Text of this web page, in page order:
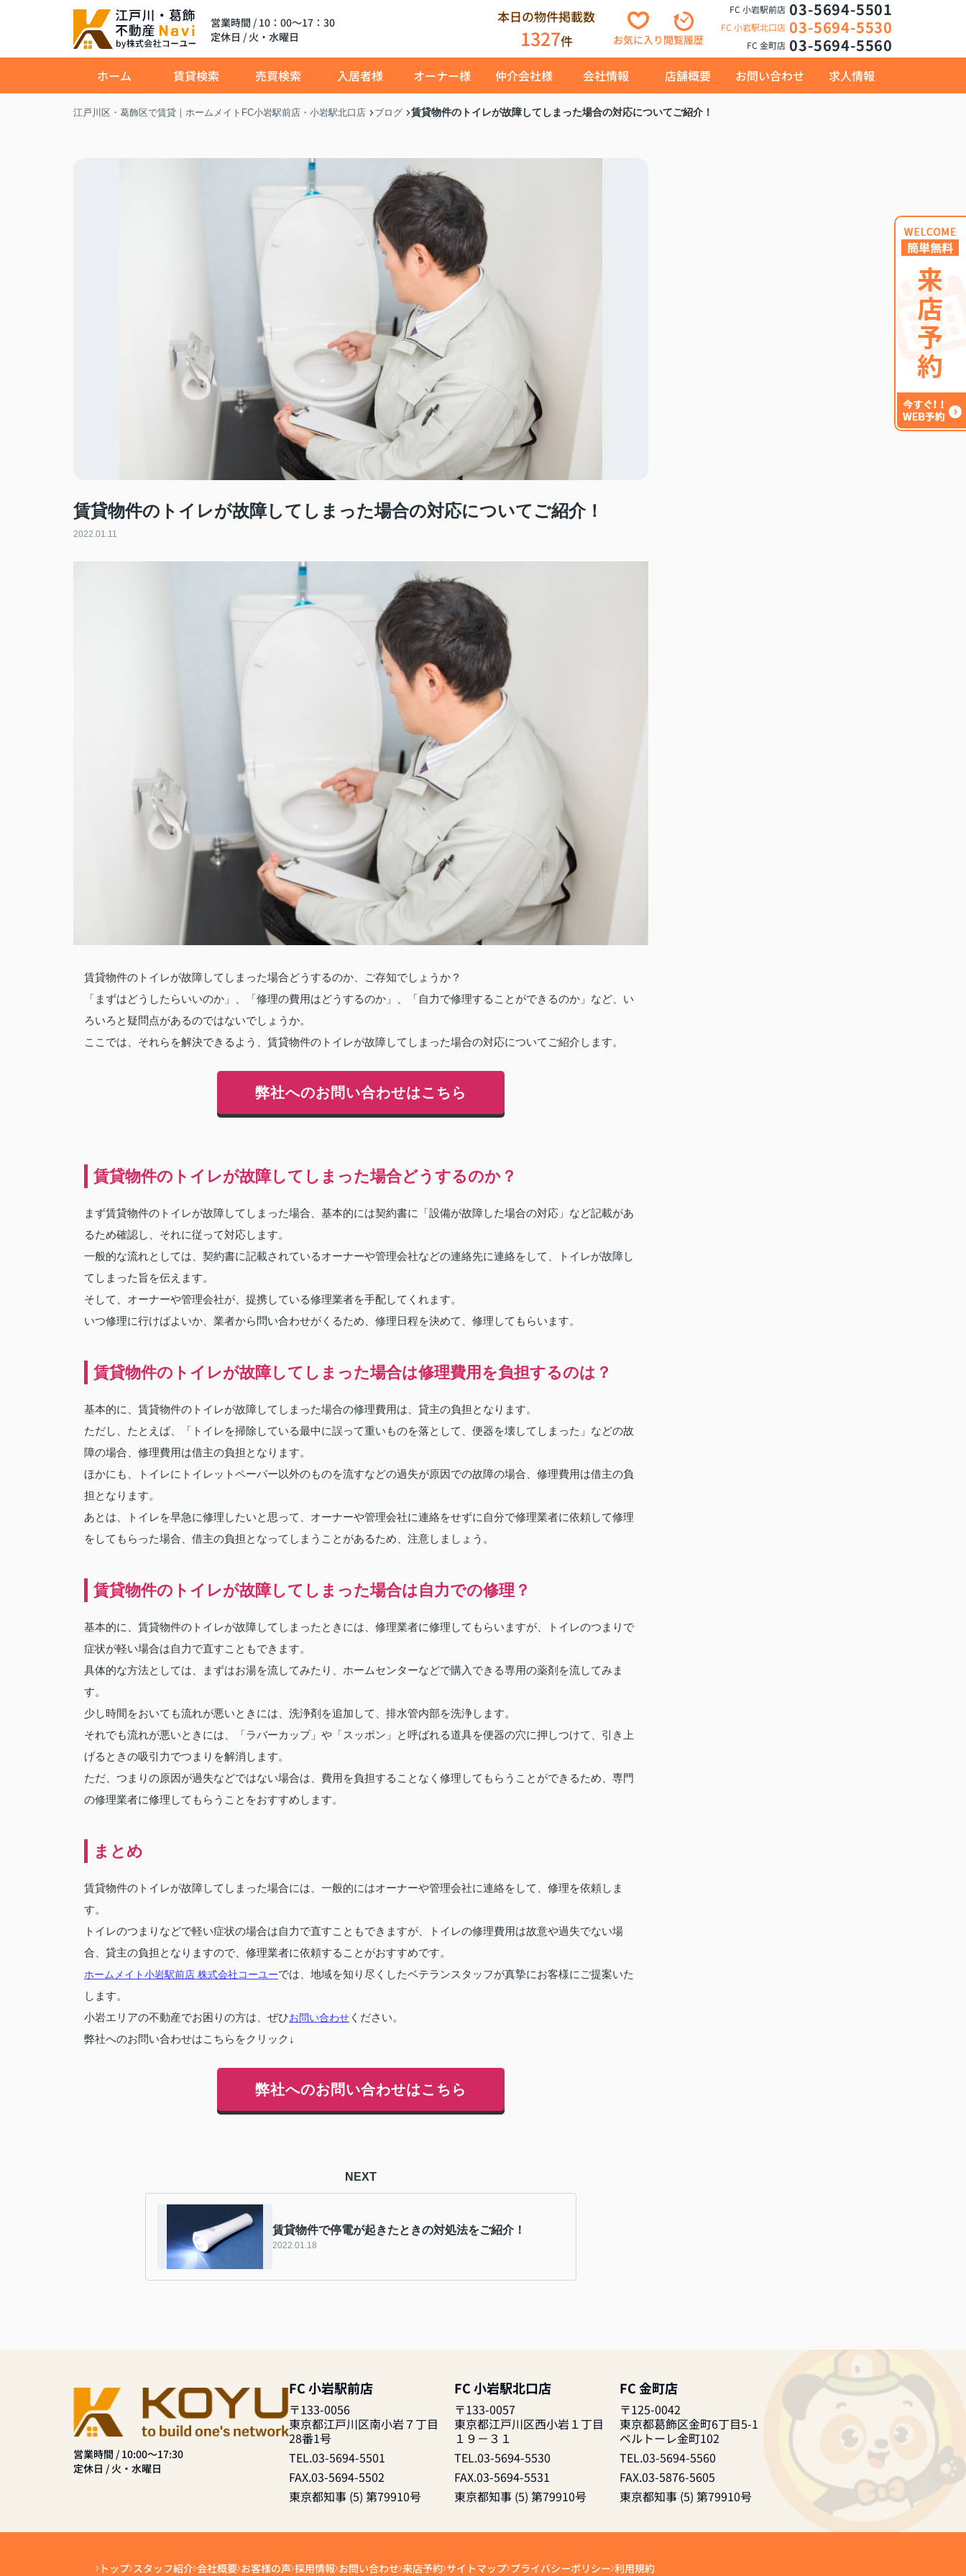
営業時間 / 10：00～17：30
定休日 / 火・水曜日
本日の物件掲載数
1327件 お気に入り閲覧履歴
FC 小岩駅前店 03-5694-5501
FC 小岩駅北口店 03-5694-5530
FC 金町店 03-5694-5560
ホーム 賃貸検索 売買検索 入居者様 オーナー様 仲介会社様 会社情報 店舗概要 お問い合わせ 求人情報
江戸川区・葛飾区で賃貸｜ホームメイトFC小岩駅前店・小岩駅北口店 ブログ 賃貸物件のトイレが故障してしまった場合の対応についてご紹介！
賃貸物件のトイレが故障してしまった場合の対応についてご紹介！
2022.01.11
賃貸物件のトイレが故障してしまった場合どうするのか、ご存知でしょうか？
「まずはどうしたらいいのか」、「修理の費用はどうするのか」、「自力で修理することができるのか」など、い
ろいろと疑問点があるのではないでしょうか。
ここでは、それらを解決できるよう、賃貸物件のトイレが故障してしまった場合の対応についてご紹介します。
弊社へのお問い合わせはこちら
賃貸物件のトイレが故障してしまった場合どうするのか？
まず賃貸物件のトイレが故障してしまった場合、基本的には契約書に「設備が故障した場合の対応」など記載があ
るため確認し、それに従って対応します。
一般的な流れとしては、契約書に記載されているオーナーや管理会社などの連絡先に連絡をして、トイレが故障し
てしまった旨を伝えます。
そして、オーナーや管理会社が、提携している修理業者を手配してくれます。
いつ修理に行けばよいか、業者から問い合わせがくるため、修理日程を決めて、修理してもらいます。
賃貸物件のトイレが故障してしまった場合は修理費用を負担するのは？
基本的に、賃貸物件のトイレが故障してしまった場合の修理費用は、貸主の負担となります。
ただし、たとえば、「トイレを掃除している最中に誤って重いものを落として、便器を壊してしまった」などの故
障の場合、修理費用は借主の負担となります。
ほかにも、トイレにトイレットペーパー以外のものを流すなどの過失が原因での故障の場合、修理費用は借主の負
担となります。
あとは、トイレを早急に修理したいと思って、オーナーや管理会社に連絡をせずに自分で修理業者に依頼して修理
をしてもらった場合、借主の負担となってしまうことがあるため、注意しましょう。
賃貸物件のトイレが故障してしまった場合は自力での修理？
基本的に、賃貸物件のトイレが故障してしまったときには、修理業者に修理してもらいますが、トイレのつまりで
症状が軽い場合は自力で直すこともできます。
具体的な方法としては、まずはお湯を流してみたり、ホームセンターなどで購入できる専用の薬剤を流してみま
す。
少し時間をおいても流れが悪いときには、洗浄剤を追加して、排水管内部を洗浄します。
それでも流れが悪いときには、「ラバーカップ」や「スッポン」と呼ばれる道具を便器の穴に押しつけて、引き上
げるときの吸引力でつまりを解消します。
ただ、つまりの原因が過失などではない場合は、費用を負担することなく修理してもらうことができるため、専門
の修理業者に修理してもらうことをおすすめします。
まとめ
賃貸物件のトイレが故障してしまった場合には、一般的にはオーナーや管理会社に連絡をして、修理を依頼しま
す。
トイレのつまりなどで軽い症状の場合は自力で直すこともできますが、トイレの修理費用は故意や過失でない場
合、貸主の負担となりますので、修理業者に依頼することがおすすめです。
ホームメイト小岩駅前店 株式会社コーユーでは、地域を知り尽くしたベテランスタッフが真摯にお客様にご提案いた
します。
小岩エリアの不動産でお困りの方は、ぜひお問い合わせ ください。
弊社へのお問い合わせはこちらをクリック↓
弊社へのお問い合わせはこちら
NEXT
賃貸物件で停電が起きたときの対処法をご紹介！
2022.01.18
営業時間 / 10:00～17:30
定休日 / 火・水曜日
FC 小岩駅前店
〒133-0056
東京都江戸川区南小岩７丁目
28番1号
TEL.03-5694-5501
FAX.03-5694-5502
東京都知事 (5) 第79910号
FC 小岩駅北口店
〒133-0057
東京都江戸川区西小岩１丁目
１９－３１
TEL.03-5694-5530
FAX.03-5694-5531
東京都知事 (5) 第79910号
FC 金町店
〒125-0042
東京都葛飾区金町6丁目5-1
ベルトーレ金町102
TEL.03-5694-5560
FAX.03-5876-5605
東京都知事 (5) 第79910号
トップ スタッフ紹介 会社概要 お客様の声 採用情報 お問い合わせ 来店予約 サイトマップ プライバシーポリシー 利用規約